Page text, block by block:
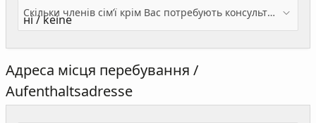
Скільки членів сім’ї крім Вас потребують консультації? / Wieviele Familienmitglieder brauchen Beratung - zusätzlich zu Ihnen?
Адреса місця перебування /
Aufenthaltsadresse